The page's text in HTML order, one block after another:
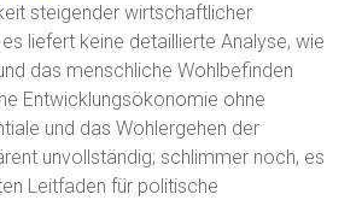
steigender wirtschaftlicher
liefert keine detaillierte Analyse, wie
das menschliche Wohlbefinden
Entwicklungsökonomie ohne
und das Wohlergehen der
unvollständig; schlimmer noch, es
Leitfaden für politische